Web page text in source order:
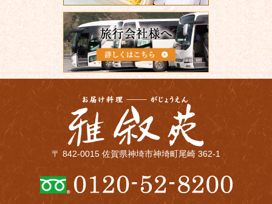
〒 842-0015 佐賀県神埼市神埼町尾崎 362-1